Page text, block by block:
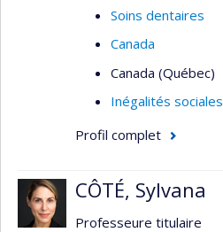
Soins dentaires
Canada
Canada (Québec)
Inégalités sociales
Profil complet
CÔTÉ, Sylvana
Professeure titulaire